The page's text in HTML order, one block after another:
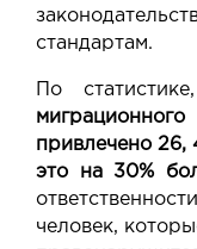
стандартам.
По
привлечено 26,
это на 30%
человек,